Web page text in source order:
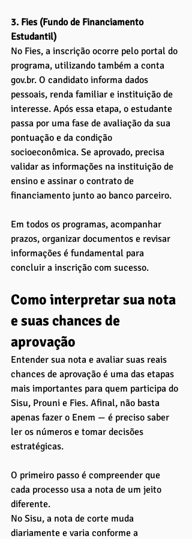
3. Fies (Fundo de Financiamento
Estudantil)
No Fies, a inscrição ocorre pelo portal do
programa, utilizando também a conta
gov.br. O candidato informa dados
pessoais, renda familiar e instituição de
interesse. Após essa etapa, o estudante
passa por uma fase de avaliação da sua
pontuação e da condição
socioeconômica. Se aprovado, precisa
validar as informações na instituição de
ensino e assinar o contrato de
financiamento junto ao banco parceiro.
Em todos os programas, acompanhar
prazos, organizar documentos e revisar
informações é fundamental para
concluir a inscrição com sucesso.
Como interpretar sua nota
e suas chances de
aprovação
Entender sua nota e avaliar suas reais
chances de aprovação é uma das etapas
mais importantes para quem participa do
Sisu, Prouni e Fies. Afinal, não basta
apenas fazer o Enem — é preciso saber
ler os números e tomar decisões
estratégicas.
O primeiro passo é compreender que
cada processo usa a nota de um jeito
diferente.
No Sisu, a nota de corte muda
diariamente e varia conforme a